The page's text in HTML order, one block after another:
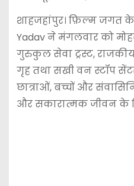
शाहजहांपुर। फ़िल्म जगत के
Yadav ने मंगलवार को
गुरुकुल सेवा ट्रस्ट,
गृह तथा सखी वन स्टॉप
छात्राओं, बच्चों और
और सकारात्मक जीवन के